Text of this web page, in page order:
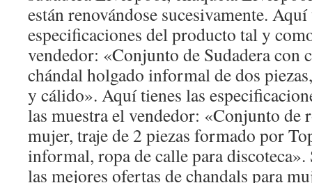
están renovándose sucesivamente.
especificaciones del producto tal y
vendedor: «Conjunto de Sudadera con
chándal holgado informal de dos
y cálido». Aquí tienes las
las muestra el vendedor: «Conjunto de
mujer, traje de 2 piezas formado por
informal, ropa de calle para
las mejores ofertas de chandals para